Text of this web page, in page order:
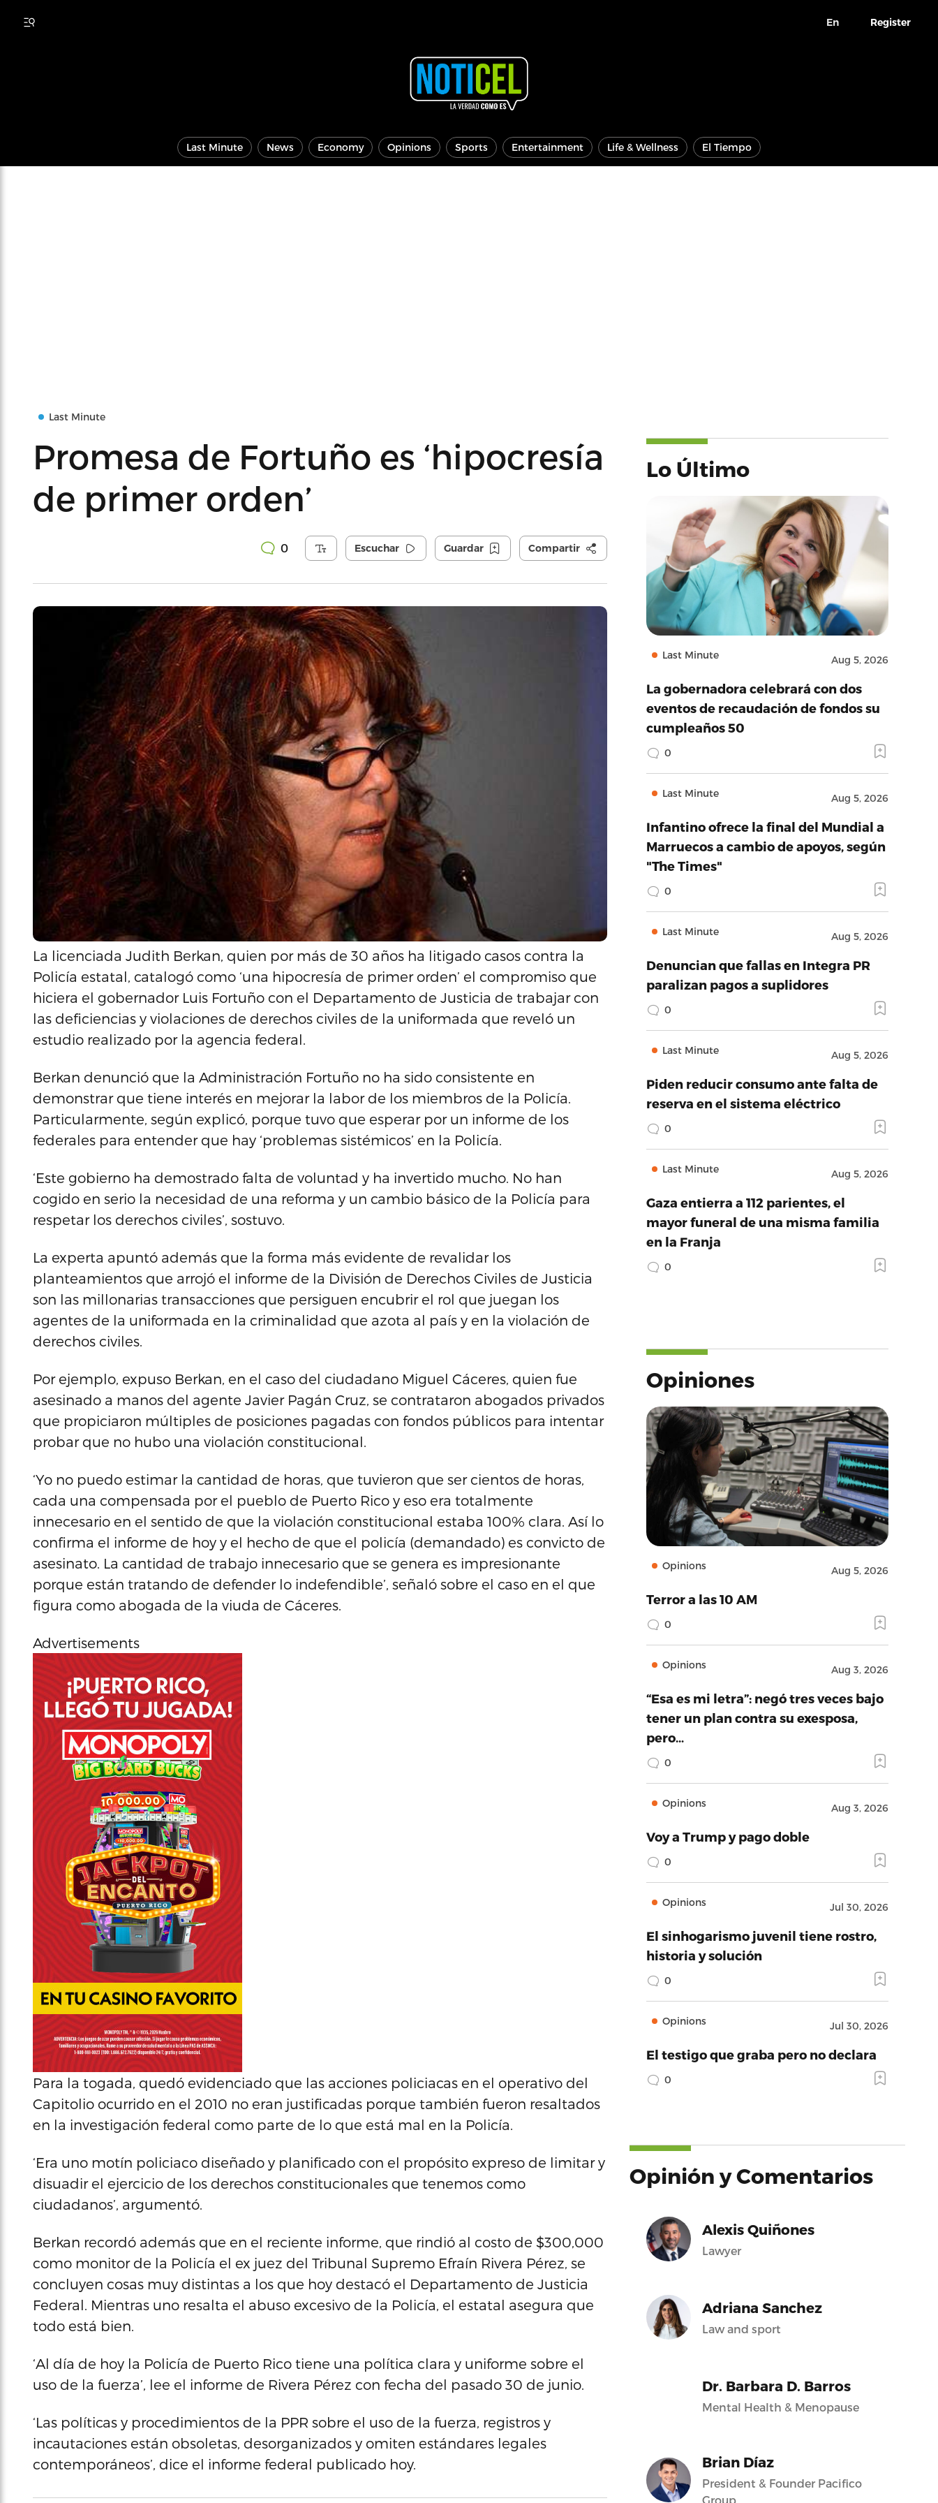
En Register
Last Minute News Economy Opinions Sports Entertainment Life & Wellness El Tiempo
Last Minute
Promesa de Fortuño es ‘hipocresía
de primer orden’
0 Escuchar Guardar Compartir
La licenciada Judith Berkan, quien por más de 30 años ha litigado casos contra la
Policía estatal, catalogó como ‘una hipocresía de primer orden’ el compromiso que
hiciera el gobernador Luis Fortuño con el Departamento de Justicia de trabajar con
las deficiencias y violaciones de derechos civiles de la uniformada que reveló un
estudio realizado por la agencia federal.
Berkan denunció que la Administración Fortuño no ha sido consistente en
demonstrar que tiene interés en mejorar la labor de los miembros de la Policía.
Particularmente, según explicó, porque tuvo que esperar por un informe de los
federales para entender que hay ‘problemas sistémicos’ en la Policía.
‘Este gobierno ha demostrado falta de voluntad y ha invertido mucho. No han
cogido en serio la necesidad de una reforma y un cambio básico de la Policía para
respetar los derechos civiles’, sostuvo.
La experta apuntó además que la forma más evidente de revalidar los
planteamientos que arrojó el informe de la División de Derechos Civiles de Justicia
son las millonarias transacciones que persiguen encubrir el rol que juegan los
agentes de la uniformada en la criminalidad que azota al país y en la violación de
derechos civiles.
Por ejemplo, expuso Berkan, en el caso del ciudadano Miguel Cáceres, quien fue
asesinado a manos del agente Javier Pagán Cruz, se contrataron abogados privados
que propiciaron múltiples de posiciones pagadas con fondos públicos para intentar
probar que no hubo una violación constitucional.
‘Yo no puedo estimar la cantidad de horas, que tuvieron que ser cientos de horas,
cada una compensada por el pueblo de Puerto Rico y eso era totalmente
innecesario en el sentido de que la violación constitucional estaba 100% clara. Así lo
confirma el informe de hoy y el hecho de que el policía (demandado) es convicto de
asesinato. La cantidad de trabajo innecesario que se genera es impresionante
porque están tratando de defender lo indefendible’, señaló sobre el caso en el que
figura como abogada de la viuda de Cáceres.
Advertisements
Para la togada, quedó evidenciado que las acciones policiacas en el operativo del
Capitolio ocurrido en el 2010 no eran justificadas porque también fueron resaltados
en la investigación federal como parte de lo que está mal en la Policía.
‘Era uno motín policiaco diseñado y planificado con el propósito expreso de limitar y
disuadir el ejercicio de los derechos constitucionales que tenemos como
ciudadanos’, argumentó.
Berkan recordó además que en el reciente informe, que rindió al costo de $300,000
como monitor de la Policía el ex juez del Tribunal Supremo Efraín Rivera Pérez, se
concluyen cosas muy distintas a los que hoy destacó el Departamento de Justicia
Federal. Mientras uno resalta el abuso excesivo de la Policía, el estatal asegura que
todo está bien.
‘Al día de hoy la Policía de Puerto Rico tiene una política clara y uniforme sobre el
uso de la fuerza’, lee el informe de Rivera Pérez con fecha del pasado 30 de junio.
‘Las políticas y procedimientos de la PPR sobre el uso de la fuerza, registros y
incautaciones están obsoletas, desorganizados y omiten estándares legales
contemporáneos’, dice el informe federal publicado hoy.
Lo Último
Last Minute Aug 5, 2026
La gobernadora celebrará con dos
eventos de recaudación de fondos su
cumpleaños 50
0
Last Minute Aug 5, 2026
Infantino ofrece la final del Mundial a
Marruecos a cambio de apoyos, según
"The Times"
0
Last Minute Aug 5, 2026
Denuncian que fallas en Integra PR
paralizan pagos a suplidores
0
Last Minute Aug 5, 2026
Piden reducir consumo ante falta de
reserva en el sistema eléctrico
0
Last Minute Aug 5, 2026
Gaza entierra a 112 parientes, el
mayor funeral de una misma familia
en la Franja
0
Opiniones
Opinions Aug 5, 2026
Terror a las 10 AM
0
Opinions Aug 3, 2026
“Esa es mi letra”: negó tres veces bajo
tener un plan contra su exesposa,
pero…
0
Opinions Aug 3, 2026
Voy a Trump y pago doble
0
Opinions Jul 30, 2026
El sinhogarismo juvenil tiene rostro,
historia y solución
0
Opinions Jul 30, 2026
El testigo que graba pero no declara
0
Opinión y Comentarios
Alexis Quiñones
Lawyer
Adriana Sanchez
Law and sport
Dr. Barbara D. Barros
Mental Health & Menopause
Brian Díaz
President & Founder Pacifico
Group